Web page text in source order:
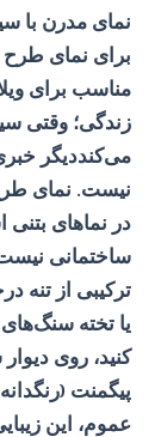
نمای مدرن با
برای نمای
مناسب برای
زندگی؛ وقتی
می‌کنددیگر
نیست. نمای
در نماهای
ساختمانی
ترکیبی از تنه
یا تخته
کنید، روی
پیگمنت
عموم، این